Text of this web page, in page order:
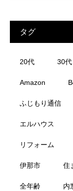
タグ
20代 30代
Amazon
ふじもり通信
エルハウス
リフォーム
伊那市 住
全年齢 内